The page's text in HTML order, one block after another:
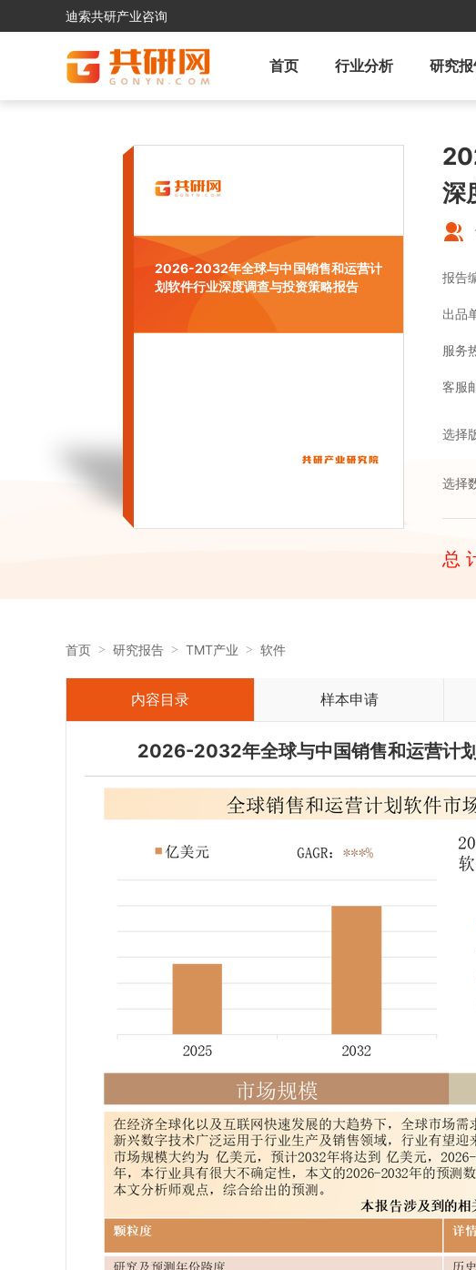
迪索共研产业咨询
首页 行业分析 研究
2026-2032年全球与中国销售和运营计
划软件行业深度调查与投资策略报告
深
报告
出品
服务
客服
选择
选择
总
首页 研究报告 TMT产业 软件
内容目录 样本申请
2026-2032年全球与中国销售和运营计